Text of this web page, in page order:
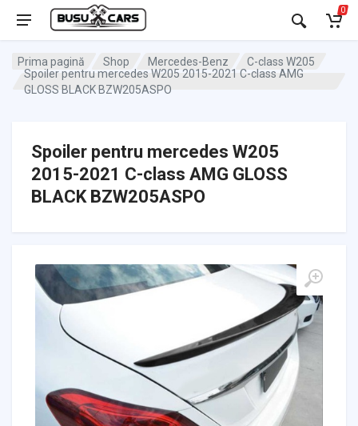
0
Prima pagină Shop Mercedes-Benz
C-class W205
Spoiler pentru mercedes W205 2015-2021 C-class AMG
GLOSS BLACK BZW205ASPO
Spoiler pentru mercedes W205
2015-2021 C-class AMG GLOSS
BLACK BZW205ASPO